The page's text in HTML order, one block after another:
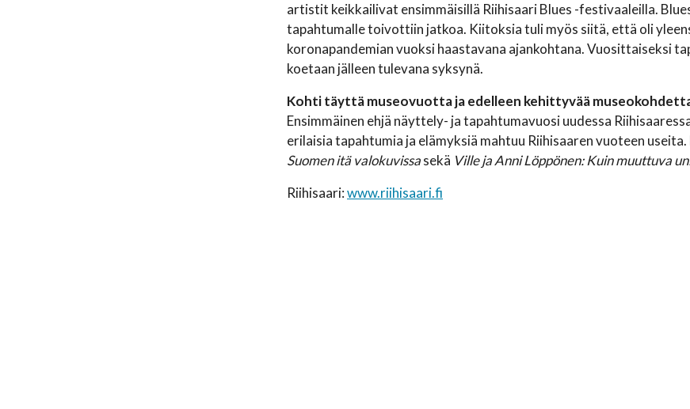
artistit keikkailivat ensimmäisillä Riihisaari Blues -festivaaleilla.
tapahtumalle toivottiin jatkoa. Kiitoksia tuli myös siitä, että oli
koronapandemian vuoksi haastavana ajankohtana. Vuosittaiseksi
koetaan jälleen tulevana syksynä.
Kohti täyttä museovuotta ja edelleen kehittyvää
Ensimmäinen ehjä näyttely- ja tapahtumavuosi uudessa
erilaisia tapahtumia ja elämyksiä mahtuu Riihisaaren vuoteen
Suomen itä valokuvissasekä Ville ja Anni Löppönen: Kuin muuttuva
Riihisaari:www.riihisaari.fi